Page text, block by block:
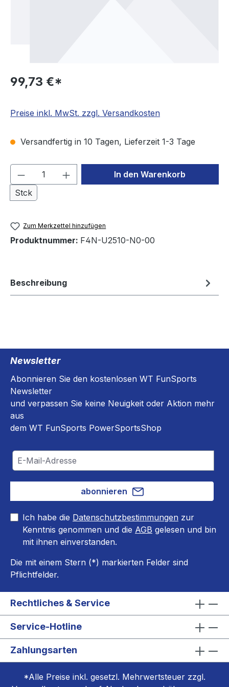
99,73 €*
Preise inkl. MwSt. zzgl. Versandkosten
Versandfertig in 10 Tagen, Lieferzeit 1-3 Tage
Produkt Anzahl: Gib den
Stck
In den Warenkorb
Zum Merkzettel hinzufügen
Produktnummer: F4N-U2510-N0-00
Beschreibung
Newsletter
Abonnieren Sie den kostenlosen WT FunSports
Newsletter
und verpassen Sie keine Neuigkeit oder Aktion mehr
aus
dem WT FunSports PowerSportsShop
abonnieren
Ich habe die Datenschutzbestimmungen zur
Kenntnis genommen und die AGB gelesen und bin
mit ihnen einverstanden.
Die mit einem Stern (*) markierten Felder sind
Pflichtfelder.
Rechtliches & Service
Service-Hotline
Zahlungsarten
*Alle Preise inkl. gesetzl. Mehrwertsteuer zzgl.